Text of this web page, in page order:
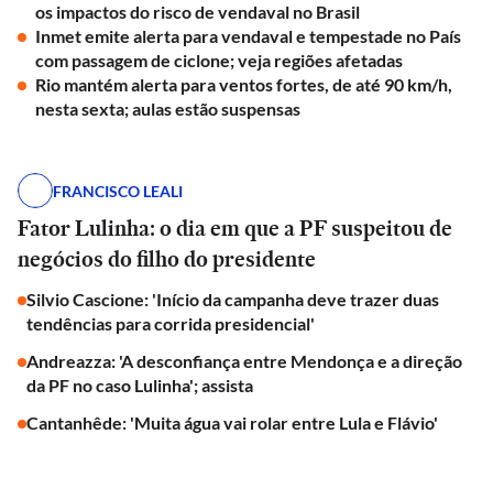
os impactos do risco de vendaval no Brasil
Inmet emite alerta para vendaval e tempestade no País
com passagem de ciclone; veja regiões afetadas
Rio mantém alerta para ventos fortes, de até 90 km/h,
nesta sexta; aulas estão suspensas
FRANCISCO LEALI
Fator Lulinha: o dia em que a PF suspeitou de
negócios do filho do presidente
Silvio Cascione: 'Início da campanha deve trazer duas
tendências para corrida presidencial'
Andreazza: 'A desconfiança entre Mendonça e a direção
da PF no caso Lulinha'; assista
Cantanhêde: 'Muita água vai rolar entre Lula e Flávio'